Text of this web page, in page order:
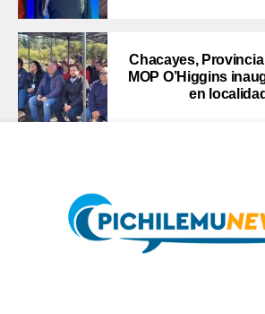
Chacayes,
MOP O’Higgins
en